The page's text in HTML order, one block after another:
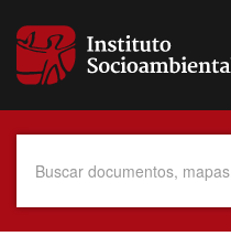
para
conteúdo